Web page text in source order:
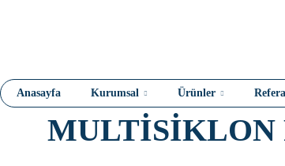
Anasayfa Kurumsal Ürünler
MULTISIKLON